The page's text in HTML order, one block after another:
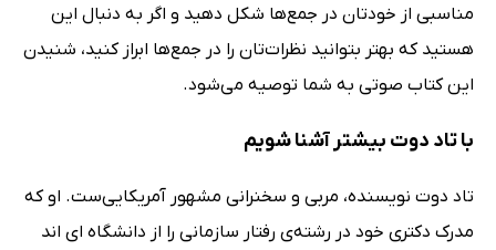
مناسبی از خودتان در جمع‌ها شکل دهید و اگر به دنبال این
هستید که بهتر بتوانید نظرات‌تان را در جمع‌ها ابراز کنید، شنیدن
این کتاب صوتی به شما توصیه می‌شود.
با تاد دوت بیشتر آشنا شویم
تاد دوت نویسنده، مربی و سخنرانی مشهور آمریکایی‌ست. او که
مدرک دکتری خود در رشته‌ی رفتار سازمانی را از دانشگاه ای اند